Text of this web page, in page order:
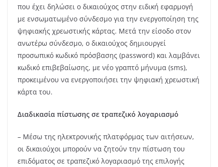
που έχει δηλώσει ο δικαιούχος στην ειδική εφαρμογή
με ενσωματωμένο σύνδεσμο για την ενεργοποίηση της
ψηφιακής χρεωστικής κάρτας. Μετά την είσοδο στον
ανωτέρω σύνδεσμο, ο δικαιούχος δημιουργεί
προσωπικό κωδικό πρόσβασης (password) και λαμβάνει
κωδικό επιβεβαίωσης, με νέο γραπτό μήνυμα (sms),
προκειμένου να ενεργοποιήσει την ψηφιακή χρεωστική
κάρτα του.
Διαδικασία πίστωσης σε τραπεζικό λογαριασμό
– Μέσω της ηλεκτρονικής πλατφόρμας των αιτήσεων,
οι δικαιούχοι μπορούν να ζητούν την πίστωση του
επιδόματος σε τραπεζικό λογαριασμό της επιλογής